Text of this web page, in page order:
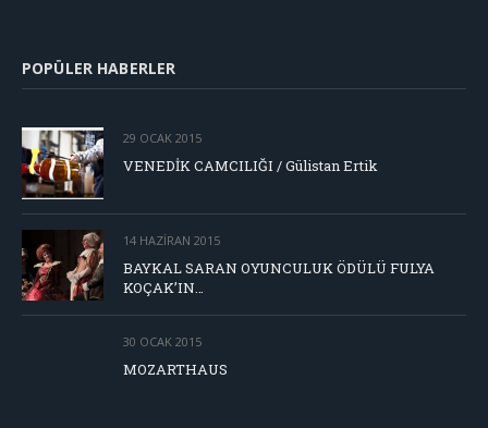
POPÜLER HABERLER
29 OCAK 2015
VENEDİK CAMCILIĞI / Gülistan Ertik
14 HAZIRAN 2015
BAYKAL SARAN OYUNCULUK ÖDÜLÜ FULYA
KOÇAK’IN…
30 OCAK 2015
MOZARTHAUS